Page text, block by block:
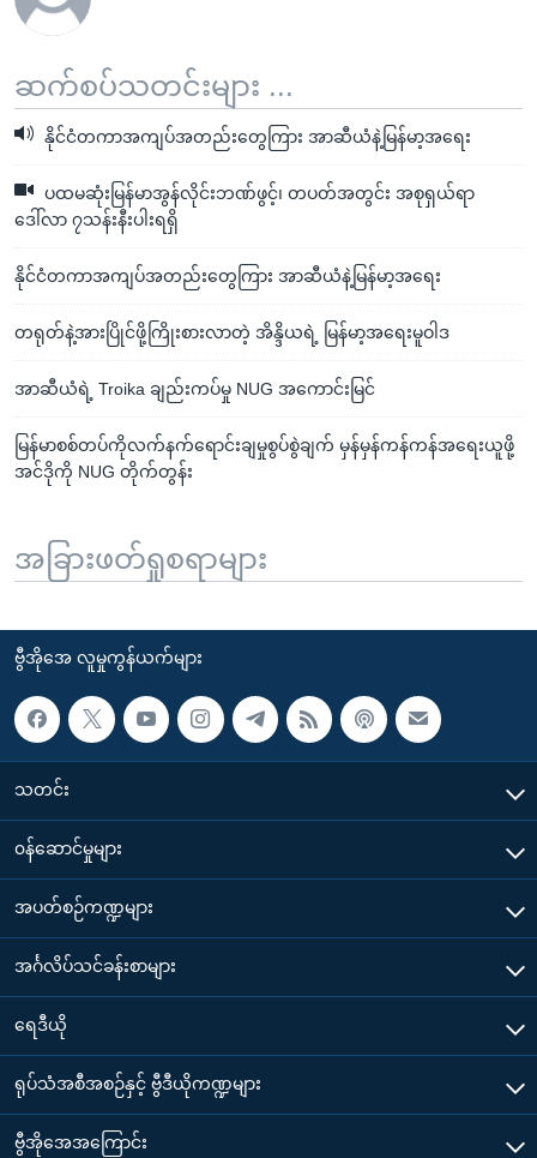
ဆက်စပ်သတင်းများ ...
နိုင်ငံတကာအကျပ်အတည်းတွေကြား အာဆီယံနဲ့မြန်မာ့အရေး
ပထမဆုံးမြန်မာအွန်လိုင်းဘဏ်ဖွင့်၊ တပတ်အတွင်း အစုရှယ်ရာ
ဒေါ်လာ ၇သန်းနီးပါးရရှိ
နိုင်ငံတကာအကျပ်အတည်းတွေကြား အာဆီယံနဲ့မြန်မာ့အရေး
တရုတ်နဲ့အားပြိုင်ဖို့ကြိုးစားလာတဲ့ အိန္ဒိယရဲ့ မြန်မာ့အရေးမူဝါဒ
အာဆီယံရဲ့ Troika ချည်းကပ်မှု NUG အကောင်းမြင်
မြန်မာစစ်တပ်ကိုလက်နက်ရောင်းချမှုစွပ်စွဲချက် မှန်မှန်ကန်ကန်အရေးယူဖို့
အင်ဒိုကို NUG တိုက်တွန်း
အခြားဖတ်ရှုစရာများ
ဗွီအိုအေ လူမှုကွန်ယက်များ
သတင်း
၀န်ဆောင်မှုများ
အပတ်စဉ်ကဏ္ဍများ
အင်္ဂလိပ်သင်ခန်းစာများ
ရေဒီယို
ရုပ်သံအစီအစဉ်နှင့် ဗွီဒီယိုကဏ္ဍများ
ဗွီအိုအေအကြောင်း